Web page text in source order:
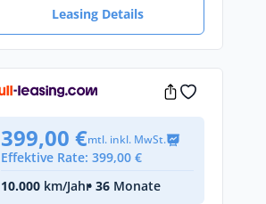
Leasing Details
399,00 €mtl. inkl. MwSt.
Effektive Rate: 399,00 €
10.000 km/Jahr• 36 Monate